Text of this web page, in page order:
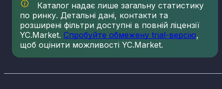
Каталог надає лише загальну статистику
по ринку. Детальні дані, контакти та
розширені фільтри доступні в повній ліцензії
YC.Market. Спробуйте обмежену trial-версію,
щоб оцінити можливості YC.Market.